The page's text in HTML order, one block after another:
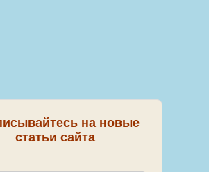
на новые
статьи сайта